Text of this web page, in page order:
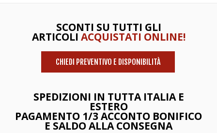
SCONTI SU TUTTI GLI
ARTICOLI ACQUISTATI ONLINE!
CHIEDI PREVENTIVO E DISPONIBILITÀ
SPEDIZIONI IN TUTTA ITALIA E
ESTERO
PAGAMENTO 1/3 ACCONTO BONIFICO
E SALDO ALLA CONSEGNA